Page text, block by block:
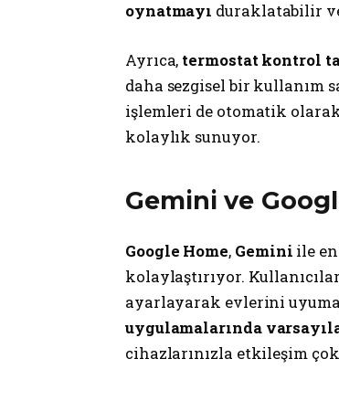
oynatmayı duraklatabilir
Ayrıca, termostat kontrol
daha sezgisel bir kullanım
işlemleri de otomatik
kolaylık sunuyor.
Gemini ve
Google Home, Gemini ile
kolaylaştırıyor.
ayarlayarak evlerini
uygulamalarında
cihazlarınızla etkileşim